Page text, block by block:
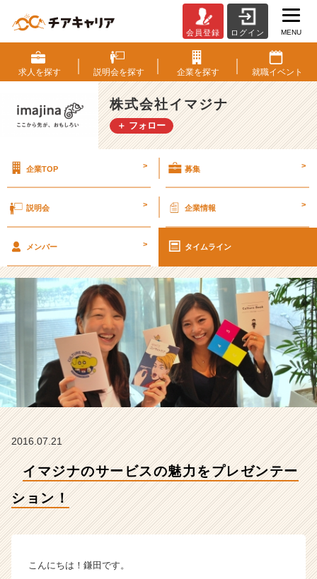
マ
ジ
ナ
の
サ
ー
魅
プ
ン
テ
ー
シ
ョ
ン！
【株
式
会
社
ナ
の
ン】
会員登録 ログイン MENU
求人を探す 説明会を探す 企業を探す 就職イベント
株式会社イマジナ
＋ フォロー
企業TOP > 募集 >
説明会 > 企業情報 >
メンバー > タイムライン
2016.07.21
イマジナのサービスの魅力をプレゼンテー
ション！
こんにちは！鎌田です。